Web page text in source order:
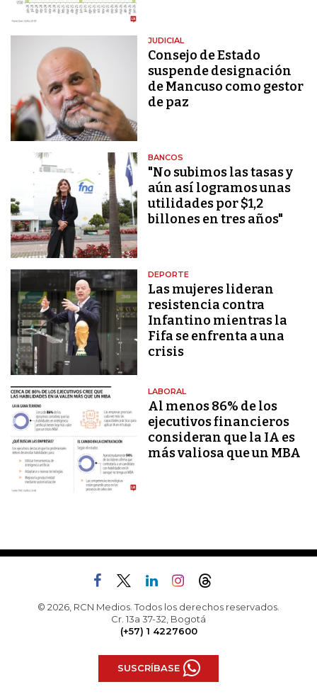
JUDICIAL
Consejo de Estado
suspende designación
de Mancuso como gestor
de paz
BANCOS
"No subimos las tasas y
aún así logramos unas
utilidades por $1,2
billones en tres años"
DEPORTE
Las mujeres lideran
resistencia contra
Infantino mientras la
Fifa se enfrenta a una
crisis
LABORAL
Al menos 86% de los
ejecutivos financieros
consideran que la IA es
más valiosa que un MBA
© 2026, RCN Medios. Todos los derechos reservados.
Cr. 13a 37-32, Bogotá
(+57) 1 4227600
SUSCRÍBASE